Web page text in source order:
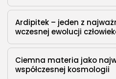
Ardipitek – jeden z
wczesnej ewolucji
Ciemna materia jako
współczesnej kosmologii